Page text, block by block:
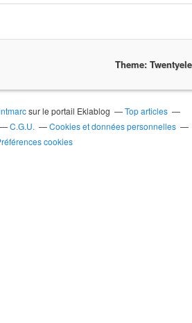
Theme:
sur le portail Eklablog
Top articles
C.G.U.
Cookies et données personnelles
cookies